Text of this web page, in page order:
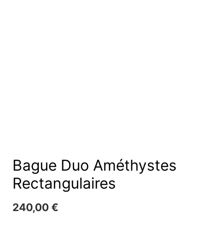
Bague Duo Améthystes
Rectangulaires
240,00 €